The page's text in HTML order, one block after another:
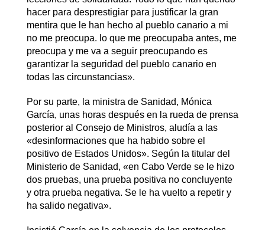
hacer para desprestigiar para justificar la gran
mentira que le han hecho al pueblo canario a mi
no me preocupa. lo que me preocupaba antes, me
preocupa y me va a seguir preocupando es
garantizar la seguridad del pueblo canario en
todas las circunstancias».
Por su parte, la ministra de Sanidad, Mónica
García, unas horas después en la rueda de prensa
posterior al Consejo de Ministros, aludía a las
«desinformaciones que ha habido sobre el
positivo de Estados Unidos». Según la titular del
Ministerio de Sanidad, «en Cabo Verde se le hizo
dos pruebas, una prueba positiva no concluyente
y otra prueba negativa. Se le ha vuelto a repetir y
ha salido negativa».